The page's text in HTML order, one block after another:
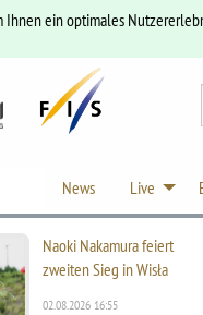
Ihnen ein optimales
News Live
Naoki Nakamura feiert
zweiten Sieg in Wisła
02.08.2026 16:55